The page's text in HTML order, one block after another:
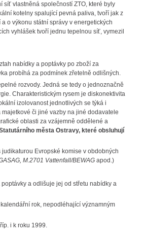
síť vlastněná společností ZTO, které byly
kotelny spalující pevná paliva, tvoří jak z
o výkonu státní správy v energetických
vyhlášek tvoří jednu tepelnou síť, vymezil
nabídky a poptávky po zboží za
probíhá za podmínek zřetelně odlišných.
rozvody. Jedná se tedy o jednoznačně
Charakteristickým rysem je diskonektivita
izolovanost jednotlivých se týká i
či jiné vazby na jiné dodavatele
oblasti za vzájemně oddělené a
města Ostravy, které obsluhují
Evropské komise v obdobných
M.2701 Vattenfall/BEWAG apod.)
a odlišuje jej od střetu nabídky a
rok, nepodléhající významným
i k roku 1999.